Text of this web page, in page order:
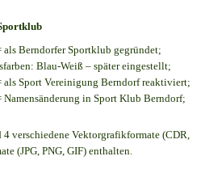
als Berndorfer Sportklub gegründet;
Blau-Weiß – später eingestellt;
als Sport Vereinigung Berndorf reaktiviert;
Namensänderung in Sport Klub Berndorf;
verschiedene Vektorgrafikformate (CDR,
(JPG, PNG, GIF) enthalten.